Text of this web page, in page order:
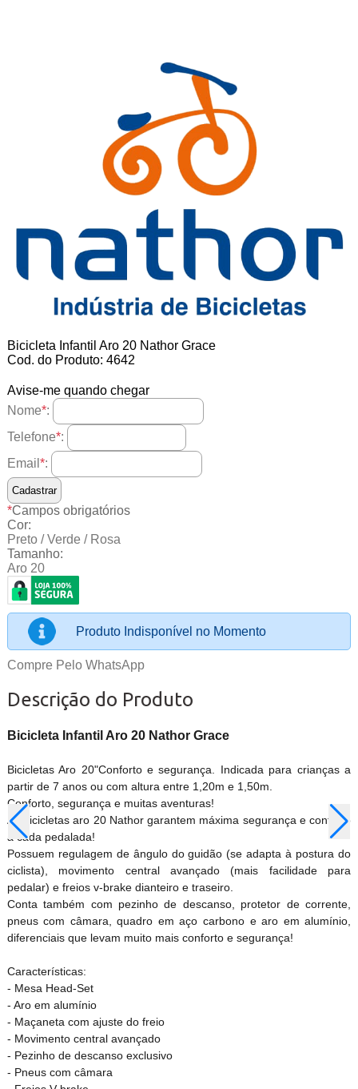
Bicicleta Infantil Aro 20 Nathor Grace
Cod. do Produto: 4642
Avise-me quando chegar
Nome*:
Telefone*:
Email *:
*Campos obrigatórios
Cor:
Preto / Verde / Rosa
Tamanho:
Aro 20
Produto Indisponível no Momento
Compre Pelo WhatsApp
Descrição do Produto
Bicicleta Infantil Aro 20 Nathor Grace
Bicicletas Aro 20"Conforto e segurança. Indicada para crianças a
partir de 7 anos ou com altura entre 1,20m e 1,50m.
Conforto, segurança e muitas aventuras!
As bicicletas aro 20 Nathor garantem máxima segurança e conforto
a cada pedalada!
Possuem regulagem de ângulo do guidão (se adapta à postura do
ciclista), movimento central avançado (mais facilidade para
pedalar) e freios v-brake dianteiro e traseiro.
Conta também com pezinho de descanso, protetor de corrente,
pneus com câmara, quadro em aço carbono e aro em alumínio,
diferenciais que levam muito mais conforto e segurança!
Características:
- Mesa Head-Set
- Aro em alumínio
- Maçaneta com ajuste do freio
- Movimento central avançado
- Pezinho de descanso exclusivo
- Pneus com câmara